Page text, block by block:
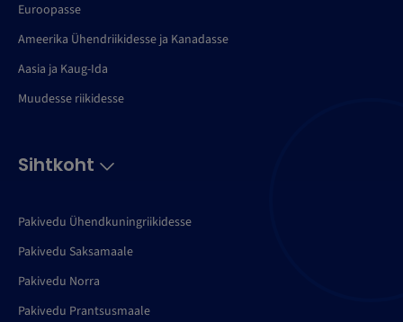
Euroopasse
Ameerika Ühendriikidesse ja Kanadasse
Aasia ja Kaug-Ida
Muudesse riikidesse
Sihtkoht
Pakivedu Ühendkuningriikidesse
Pakivedu Saksamaale
Pakivedu Norra
Pakivedu Prantsusmaale